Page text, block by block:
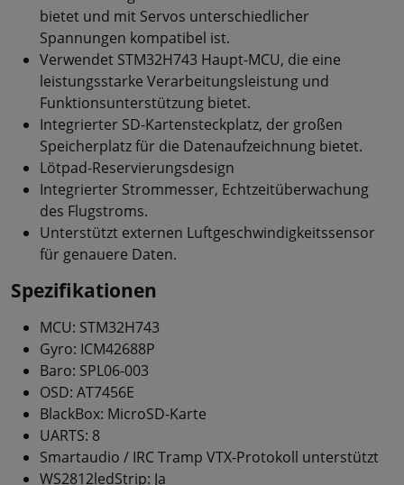
bietet und mit Servos unterschiedlicher
Spannungen kompatibel ist.
Verwendet STM32H743 Haupt-MCU, die eine
leistungsstarke Verarbeitungsleistung und
Funktionsunterstützung bietet.
Integrierter SD-Kartensteckplatz, der großen
Speicherplatz für die Datenaufzeichnung bietet.
Lötpad-Reservierungsdesign
Integrierter Strommesser, Echtzeitüberwachung
des Flugstroms.
Unterstützt externen Luftgeschwindigkeitssensor
für genauere Daten.
Spezifikationen
MCU: STM32H743
Gyro: ICM42688P
Baro: SPL06-003
OSD: AT7456E
BlackBox: MicroSD-Karte
UARTS: 8
Smartaudio / IRC Tramp VTX-Protokoll unterstützt
WS2812ledStrip: Ja